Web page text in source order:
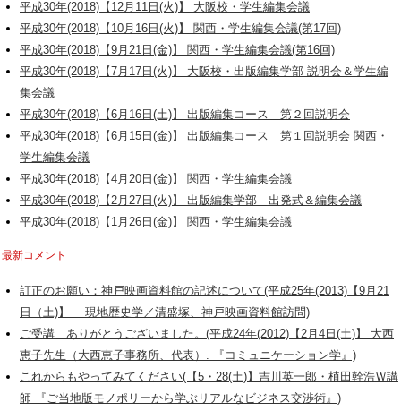
平成30年(2018)【12月11日(火)】 大阪校・学生編集会議
平成30年(2018)【10月16日(火)】 関西・学生編集会議(第17回)
平成30年(2018)【9月21日(金)】 関西・学生編集会議(第16回)
平成30年(2018)【7月17日(火)】 大阪校・出版編集学部 説明会＆学生編
集会議
平成30年(2018)【6月16日(土)】 出版編集コース 第２回説明会
平成30年(2018)【6月15日(金)】 出版編集コース 第１回説明会 関西・
学生編集会議
平成30年(2018)【4月20日(金)】 関西・学生編集会議
平成30年(2018)【2月27日(火)】 出版編集学部 出発式＆編集会議
平成30年(2018)【1月26日(金)】 関西・学生編集会議
最新コメント
訂正のお願い：神戸映画資料館の記述について(平成25年(2013)【9月21
日（土)】 現地歴史学／清盛塚、神戸映画資料館訪問)
ご受講 ありがとうございました。(平成24年(2012)【2月4日(土)】 大西
恵子先生（大西恵子事務所、代表）. 『コミュニケーション学』)
これからもやってみてください(【5・28(土)】吉川英一郎・植田幹浩Ｗ講
師 『ご当地版モノポリーから学ぶリアルなビジネス交渉術』)